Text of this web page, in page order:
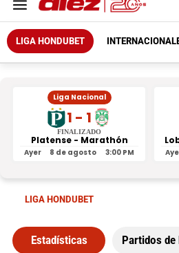
LIGA HONDUBET
Liga Nacional
1 - 1
FINALIZADO
Platense - Marathón
Ayer 8 de agosto 3:00 PM
LIGA HONDUBET
Estadísticas Partidos de